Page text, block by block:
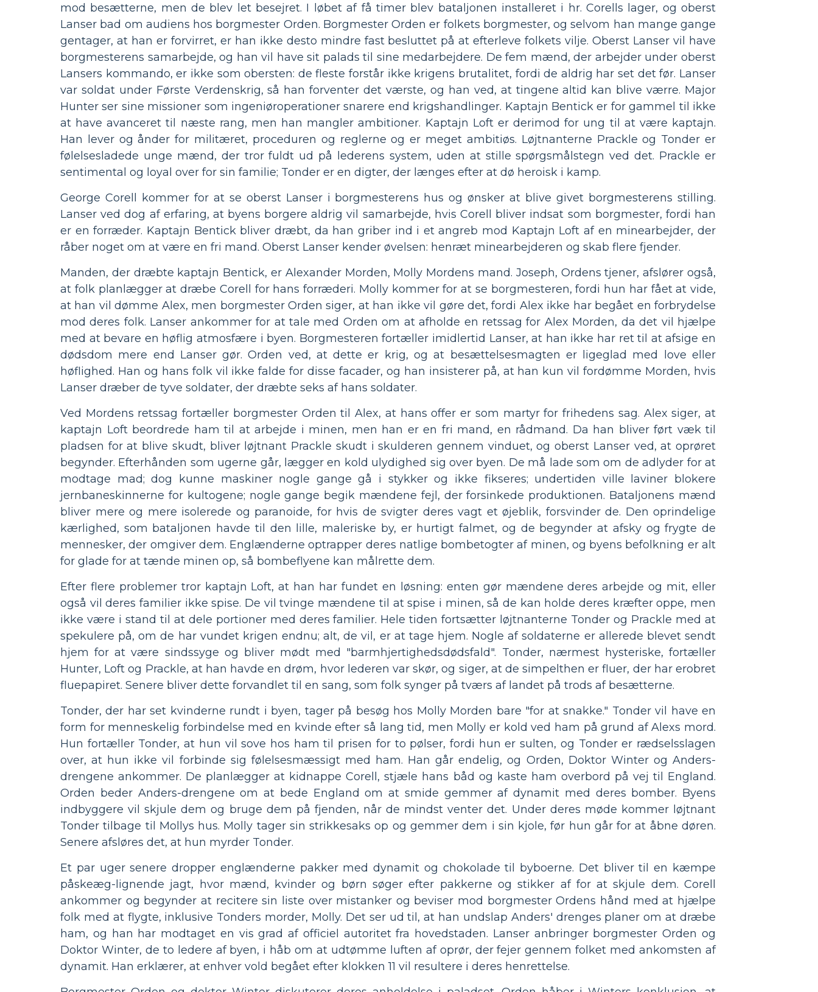
mod besætterne, men de blev let besejret. I løbet af få timer blev bataljonen installeret i hr. Corells lager, og oberst
Lanser bad om audiens hos borgmester Orden. Borgmester Orden er folkets borgmester, og selvom han mange gange
gentager, at han er forvirret, er han ikke desto mindre fast besluttet på at efterleve folkets vilje. Oberst Lanser vil have
borgmesterens samarbejde, og han vil have sit palads til sine medarbejdere. De fem mænd, der arbejder under oberst
Lansers kommando, er ikke som obersten: de fleste forstår ikke krigens brutalitet, fordi de aldrig har set det før. Lanser
var soldat under Første Verdenskrig, så han forventer det værste, og han ved, at tingene altid kan blive værre. Major
Hunter ser sine missioner som ingeniøroperationer snarere end krigshandlinger. Kaptajn Bentick er for gammel til ikke
at have avanceret til næste rang, men han mangler ambitioner. Kaptajn Loft er derimod for ung til at være kaptajn.
Han lever og ånder for militæret, proceduren og reglerne og er meget ambitiøs. Løjtnanterne Prackle og Tonder er
følelsesladede unge mænd, der tror fuldt ud på lederens system, uden at stille spørgsmålstegn ved det. Prackle er
sentimental og loyal over for sin familie; Tonder er en digter, der længes efter at dø heroisk i kamp.
George Corell kommer for at se oberst Lanser i borgmesterens hus og ønsker at blive givet borgmesterens stilling.
Lanser ved dog af erfaring, at byens borgere aldrig vil samarbejde, hvis Corell bliver indsat som borgmester, fordi han
er en forræder. Kaptajn Bentick bliver dræbt, da han griber ind i et angreb mod Kaptajn Loft af en minearbejder, der
råber noget om at være en fri mand. Oberst Lanser kender øvelsen: henræt minearbejderen og skab flere fjender.
Manden, der dræbte kaptajn Bentick, er Alexander Morden, Molly Mordens mand. Joseph, Ordens tjener, afslører også,
at folk planlægger at dræbe Corell for hans forræderi. Molly kommer for at se borgmesteren, fordi hun har fået at vide,
at han vil dømme Alex, men borgmester Orden siger, at han ikke vil gøre det, fordi Alex ikke har begået en forbrydelse
mod deres folk. Lanser ankommer for at tale med Orden om at afholde en retssag for Alex Morden, da det vil hjælpe
med at bevare en høflig atmosfære i byen. Borgmesteren fortæller imidlertid Lanser, at han ikke har ret til at afsige en
dødsdom mere end Lanser gør. Orden ved, at dette er krig, og at besættelsesmagten er ligeglad med love eller
høflighed. Han og hans folk vil ikke falde for disse facader, og han insisterer på, at han kun vil fordømme Morden, hvis
Lanser dræber de tyve soldater, der dræbte seks af hans soldater.
Ved Mordens retssag fortæller borgmester Orden til Alex, at hans offer er som martyr for frihedens sag. Alex siger, at
kaptajn Loft beordrede ham til at arbejde i minen, men han er en fri mand, en rådmand. Da han bliver ført væk til
pladsen for at blive skudt, bliver løjtnant Prackle skudt i skulderen gennem vinduet, og oberst Lanser ved, at oprøret
begynder. Efterhånden som ugerne går, lægger en kold ulydighed sig over byen. De må lade som om de adlyder for at
modtage mad; dog kunne maskiner nogle gange gå i stykker og ikke fikseres; undertiden ville laviner blokere
jernbaneskinnerne for kultogene; nogle gange begik mændene fejl, der forsinkede produktionen. Bataljonens mænd
bliver mere og mere isolerede og paranoide, for hvis de svigter deres vagt et øjeblik, forsvinder de. Den oprindelige
kærlighed, som bataljonen havde til den lille, maleriske by, er hurtigt falmet, og de begynder at afsky og frygte de
mennesker, der omgiver dem. Englænderne optrapper deres natlige bombetogter af minen, og byens befolkning er alt
for glade for at tænde minen op, så bombeflyene kan målrette dem.
Efter flere problemer tror kaptajn Loft, at han har fundet en løsning: enten gør mændene deres arbejde og mit, eller
også vil deres familier ikke spise. De vil tvinge mændene til at spise i minen, så de kan holde deres kræfter oppe, men
ikke være i stand til at dele portioner med deres familier. Hele tiden fortsætter løjtnanterne Tonder og Prackle med at
spekulere på, om de har vundet krigen endnu; alt, de vil, er at tage hjem. Nogle af soldaterne er allerede blevet sendt
hjem for at være sindssyge og bliver mødt med "barmhjertighedsdødsfald". Tonder, nærmest hysteriske, fortæller
Hunter, Loft og Prackle, at han havde en drøm, hvor lederen var skør, og siger, at de simpelthen er fluer, der har erobret
fluepapiret. Senere bliver dette forvandlet til en sang, som folk synger på tværs af landet på trods af besætterne.
Tonder, der har set kvinderne rundt i byen, tager på besøg hos Molly Morden bare "for at snakke." Tonder vil have en
form for menneskelig forbindelse med en kvinde efter så lang tid, men Molly er kold ved ham på grund af Alexs mord.
Hun fortæller Tonder, at hun vil sove hos ham til prisen for to pølser, fordi hun er sulten, og Tonder er rædselsslagen
over, at hun ikke vil forbinde sig følelsesmæssigt med ham. Han går endelig, og Orden, Doktor Winter og Anders-
drengene ankommer. De planlægger at kidnappe Corell, stjæle hans båd og kaste ham overbord på vej til England.
Orden beder Anders-drengene om at bede England om at smide gemmer af dynamit med deres bomber. Byens
indbyggere vil skjule dem og bruge dem på fjenden, når de mindst venter det. Under deres møde kommer løjtnant
Tonder tilbage til Mollys hus. Molly tager sin strikkesaks op og gemmer dem i sin kjole, før hun går for at åbne døren.
Senere afsløres det, at hun myrder Tonder.
Et par uger senere dropper englænderne pakker med dynamit og chokolade til byboerne. Det bliver til en kæmpe
påskeæg-lignende jagt, hvor mænd, kvinder og børn søger efter pakkerne og stikker af for at skjule dem. Corell
ankommer og begynder at recitere sin liste over mistanker og beviser mod borgmester Ordens hånd med at hjælpe
folk med at flygte, inklusive Tonders morder, Molly. Det ser ud til, at han undslap Anders' drenges planer om at dræbe
ham, og han har modtaget en vis grad af officiel autoritet fra hovedstaden. Lanser anbringer borgmester Orden og
Doktor Winter, de to ledere af byen, i håb om at udtømme luften af oprør, der fejer gennem folket med ankomsten af
dynamit. Han erklærer, at enhver vold begået efter klokken 11 vil resultere i deres henrettelse.